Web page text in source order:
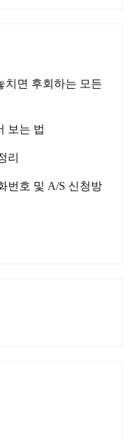
치면 후회하는 모든
보는 법
리
번호 및 A/S 신청방